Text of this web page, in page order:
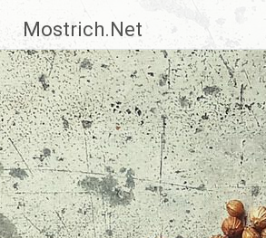
Inhalt
springen
Mostrich.Net